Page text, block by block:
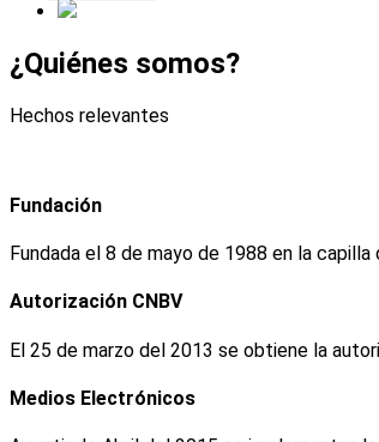
¿Quiénes somos?
Hechos relevantes
Fundación
Fundada el 8 de mayo de 1988 en la
Autorización CNBV
El 25 de marzo del 2013 se obtiene la
Medios Electrónicos